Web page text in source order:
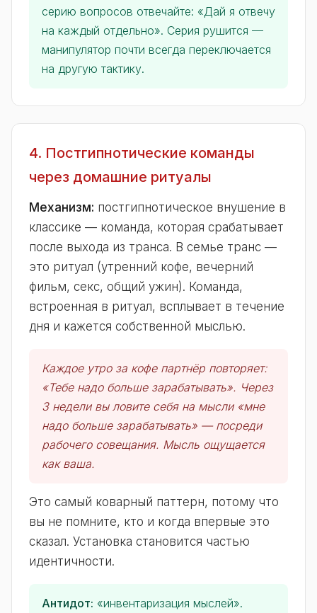
серию вопросов отвечайте: «Дай я отвечу
на каждый отдельно». Серия рушится —
манипулятор почти всегда переключается
на другую тактику.
4. Постгипнотические команды
через домашние ритуалы
Механизм: постгипнотическое внушение в
классике — команда, которая срабатывает
после выхода из транса. В семье транс —
это ритуал (утренний кофе, вечерний
фильм, секс, общий ужин). Команда,
встроенная в ритуал, всплывает в течение
дня и кажется собственной мыслью.
Каждое утро за кофе партнёр повторяет:
«Тебе надо больше зарабатывать». Через
3 недели вы ловите себя на мысли «мне
надо больше зарабатывать» — посреди
рабочего совещания. Мысль ощущается
как ваша.
Это самый коварный паттерн, потому что
вы не помните, кто и когда впервые это
сказал. Установка становится частью
идентичности.
Антидот: «инвентаризация мыслей».